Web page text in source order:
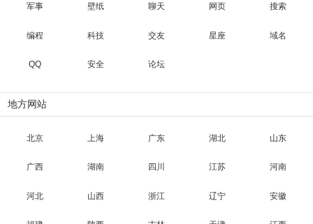
军事 壁纸 聊天 网页 搜索
编程 科技 交友 星座 域名
QQ 安全 论坛
地方网站
北京 上海 广东 湖北 山东
广西 湖南 四川 江苏 河南
河北 山西 浙江 辽宁 安徽